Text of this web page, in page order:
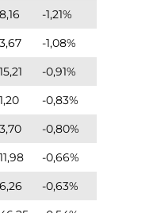
-1,21%
-1,08%
-0,91%
-0,83%
-0,80%
-0,66%
-0,63%